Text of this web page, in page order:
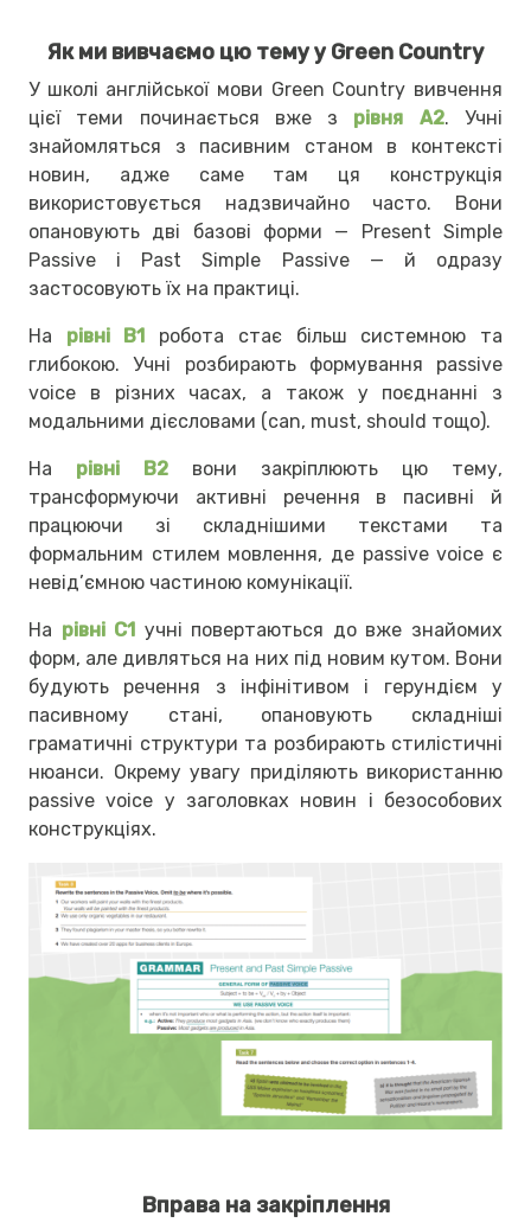
Як ми вивчаємо цю тему у Green Country
У школі англійської мови Green Country вивчення
цієї теми починається вже з рівня A2. Учні
знайомляться з пасивним станом в контексті
новин, адже саме там ця конструкція
використовується надзвичайно часто. Вони
опановують дві базові форми — Present Simple
Passive і Past Simple Passive — й одразу
застосовують їх на практиці.
На рівні B1 робота стає більш системною та
глибокою. Учні розбирають формування passive
voice в різних часах, а також у поєднанні з
модальними дієсловами (can, must, should тощо).
На рівні B2 вони закріплюють цю тему,
трансформуючи активні речення в пасивні й
працюючи зі складнішими текстами та
формальним стилем мовлення, де passive voice є
невід’ємною частиною комунікації.
На рівні C1 учні повертаються до вже знайомих
форм, але дивляться на них під новим кутом. Вони
будують речення з інфінітивом і герундієм у
пасивному стані, опановують складніші
граматичні структури та розбирають стилістичні
нюанси. Окрему увагу приділяють використанню
passive voice у заголовках новин і безособових
конструкціях.
Вправа на закріплення